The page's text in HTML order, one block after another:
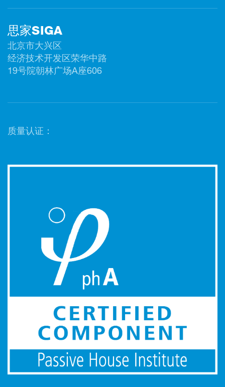
思家SIGA
北京市大兴区
经济技术开发区荣华中路
19号院朝林广场A座606
质量认证：